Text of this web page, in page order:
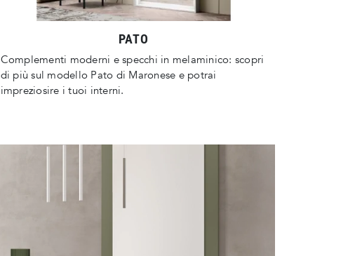
PATO
Complementi moderni e specchi in melaminico: scopri
di più sul modello Pato di Maronese e potrai
impreziosire i tuoi interni.